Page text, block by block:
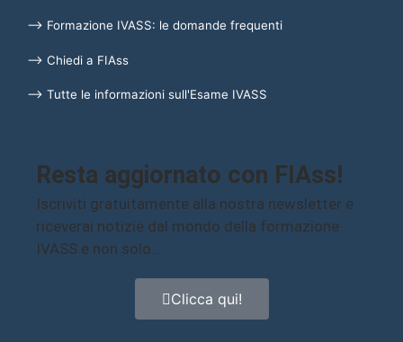
⟶ Formazione IVASS: le domande frequenti
⟶ Chiedi a FIAss
⟶ Tutte le informazioni sull'Esame IVASS
Resta aggiornato con FIAss!
Iscriviti gratuitamente alla nostra newsletter e
riceverai notizie dal mondo della formazione
IVASS e non solo…
Clicca qui!